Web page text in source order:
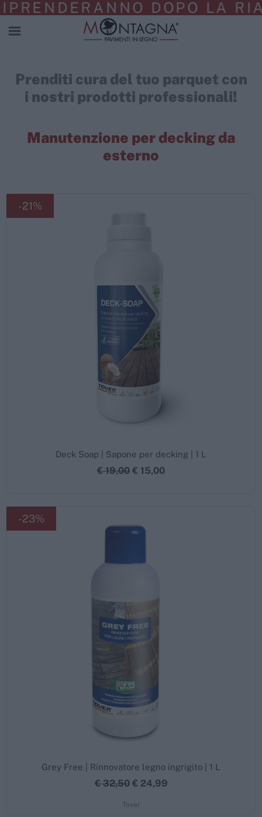
DOPO LA
Prenditi cura del tuo parquet con
i nostri prodotti professionali!
Manutenzione per decking da
esterno
-21%
Deck Soap | Sapone per decking | 1 L
€ 19,00 € 15,00
-23%
Grey Free | Rinnovatore legno ingrigito | 1 L
€ 32,50 € 24,99
Tover